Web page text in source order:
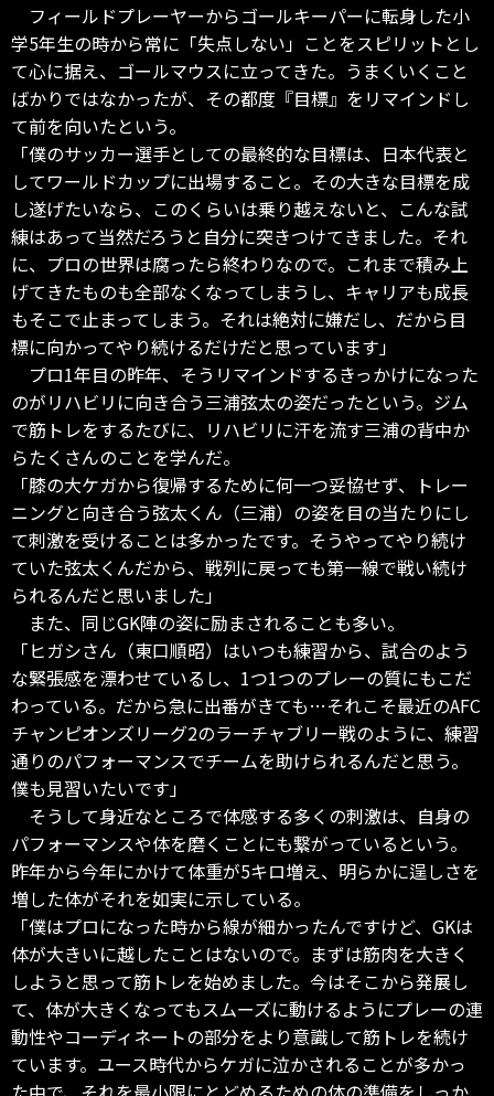
フィールドプレーヤーからゴールキーパーに転身した小
学5年生の時から常に「失点しない」ことをスピリットとし
て心に据え、ゴールマウスに立ってきた。うまくいくこと
ばかりではなかったが、その都度『目標』をリマインドし
て前を向いたという。
「僕のサッカー選手としての最終的な目標は、日本代表と
してワールドカップに出場すること。その大きな目標を成
し遂げたいなら、このくらいは乗り越えないと、こんな試
練はあって当然だろうと自分に突きつけてきました。それ
に、プロの世界は腐ったら終わりなので。これまで積み上
げてきたものも全部なくなってしまうし、キャリアも成長
もそこで止まってしまう。それは絶対に嫌だし、だから目
標に向かってやり続けるだけだと思っています」
プロ1年目の昨年、そうリマインドするきっかけになった
のがリハビリに向き合う三浦弦太の姿だったという。ジム
で筋トレをするたびに、リハビリに汗を流す三浦の背中か
らたくさんのことを学んだ。
「膝の大ケガから復帰するために何一つ妥協せず、トレー
ニングと向き合う弦太くん（三浦）の姿を目の当たりにし
て刺激を受けることは多かったです。そうやってやり続け
ていた弦太くんだから、戦列に戻っても第一線で戦い続け
られるんだと思いました」
また、同じGK陣の姿に励まされることも多い。
「ヒガシさん（東口順昭）はいつも練習から、試合のよう
な緊張感を漂わせているし、1つ1つのプレーの質にもこだ
わっている。だから急に出番がきても…それこそ最近のAFC
チャンピオンズリーグ2のラーチャブリー戦のように、練習
通りのパフォーマンスでチームを助けられるんだと思う。
僕も見習いたいです」
そうして身近なところで体感する多くの刺激は、自身の
パフォーマンスや体を磨くことにも繋がっているという。
昨年から今年にかけて体重が5キロ増え、明らかに逞しさを
増した体がそれを如実に示している。
「僕はプロになった時から線が細かったんですけど、GKは
体が大きいに越したことはないので。まずは筋肉を大きく
しようと思って筋トレを始めました。今はそこから発展し
て、体が大きくなってもスムーズに動けるようにプレーの連
動性やコーディネートの部分をより意識して筋トレを続け
ています。ユース時代からケガに泣かされることが多かっ